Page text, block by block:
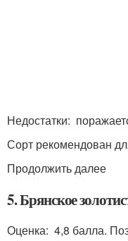
Недостатки:
Сорт рекомендован
Продолжить далее
5. Брянское
Оценка: 4,8 балла.